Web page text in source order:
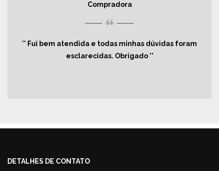
Compradora
“
Fui bem atendida e todas minhas dúvidas foram
esclarecidas. Obrigado
DETALHES DE CONTATO